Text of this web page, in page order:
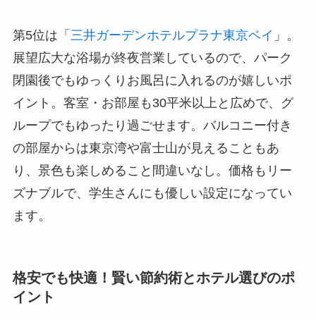
第5位は「 三井ガーデンホテルプラナ東京ベイ 」。
展望広大な浴場が終夜営業しているので、パーク
閉園後でもゆっくりお風呂に入れるのが嬉しいポ
イント。客室・お部屋も30平米以上と広めで、グ
ループでもゆったり過ごせます。バルコニー付き
の部屋からは東京湾や富士山が見えることもあ
り、景色も楽しめること間違いなし。価格もリー
ズナブルで、学生さんにも優しい設定になってい
ます。
格安でも快適！賢い節約術とホテル選びのポ
イント